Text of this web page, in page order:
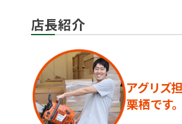
店長紹介
アグリズ
栗栖です。